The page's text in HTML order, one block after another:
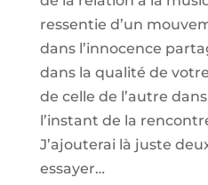
ressentie d’un
dans l’innocence
dans la qualité de
de celle de l’autre dans
l’instant de la
J’ajouterai là juste
essayer…